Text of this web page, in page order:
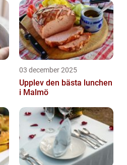
03 december 2025
Upplev den bästa lunchen
i Malmö